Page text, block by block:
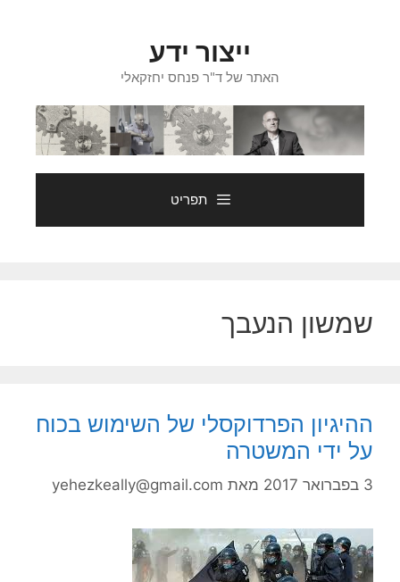
ייצור ידע
האתר של ד"ר פנחס יחזקאלי
תפריט
שמשון הנעבך
ההיגיון הפרדוקסלי של השימוש בכוח
על ידי המשטרה
3 בפברואר 2017 מאת yehezkeally@gmail.com